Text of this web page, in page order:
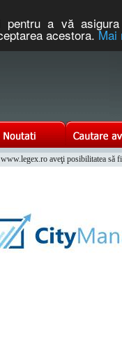
a vă
acestora.Mai
aveţi posibilitatea să